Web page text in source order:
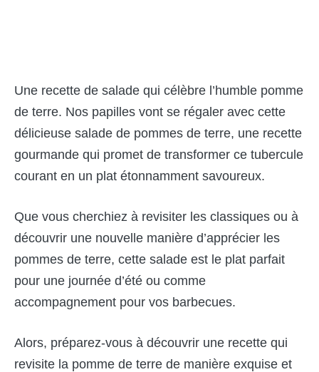
Une recette de salade qui célèbre l’humble pomme
de terre. Nos papilles vont se régaler avec cette
délicieuse salade de pommes de terre, une recette
gourmande qui promet de transformer ce tubercule
courant en un plat étonnamment savoureux.
Que vous cherchiez à revisiter les classiques ou à
découvrir une nouvelle manière d’apprécier les
pommes de terre, cette salade est le plat parfait
pour une journée d’été ou comme
accompagnement pour vos barbecues.
Alors, préparez-vous à découvrir une recette qui
revisite la pomme de terre de manière exquise et